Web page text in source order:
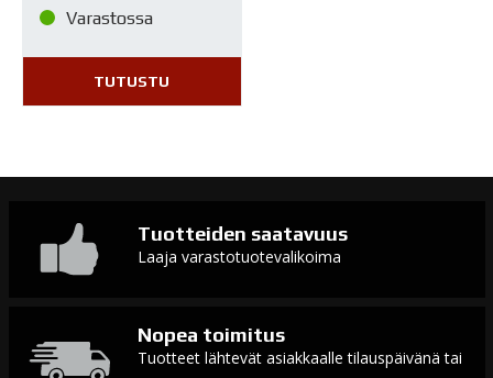
Varastossa
TUTUSTU
Tuotteiden saatavuus
Laaja varastotuotevalikoima
Nopea toimitus
Tuotteet lähtevät asiakkaalle tilauspäivänä tai